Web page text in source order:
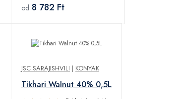
od 8 782 Ft
JSC SARAJISHVILI | KONYAK
Tikhari Walnut 40% 0,5L